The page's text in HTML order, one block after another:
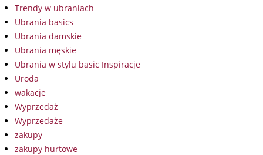
Trendy w ubraniach
Ubrania basics
Ubrania damskie
Ubrania męskie
Ubrania w stylu basic Inspiracje
Uroda
wakacje
Wyprzedaż
Wyprzedaże
zakupy
zakupy hurtowe